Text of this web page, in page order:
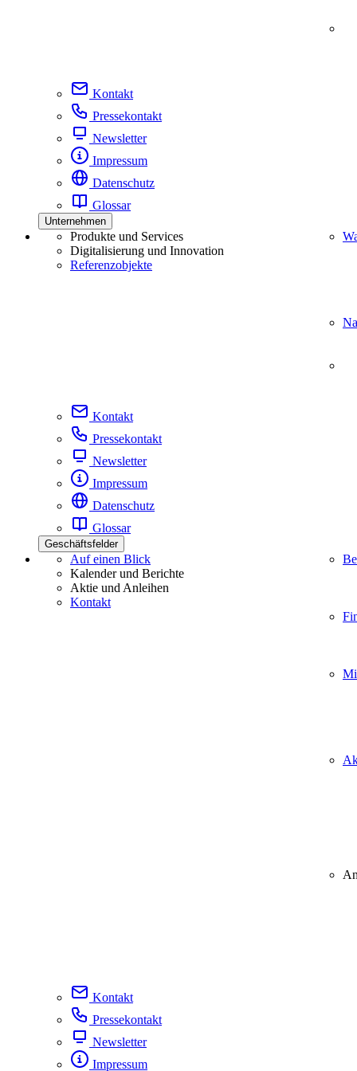
Kontakt
Pressekontakt
Newsletter
Impressum
Datenschutz
Glossar
Unternehmen
Produkte und Services
Digitalisierung und Innovation
Referenzobjekte
Kontakt
Pressekontakt
Newsletter
Impressum
Datenschutz
Glossar
Geschäftsfelder
Auf einen Blick
Kalender und Berichte
Aktie und Anleihen
Kontakt
Kontakt
Pressekontakt
Newsletter
Impressum